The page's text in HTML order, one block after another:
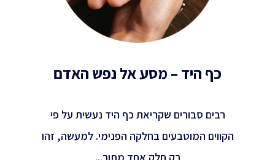
כף היד – מסע אל נפש האדם
רבים סבורים שקריאת כף היד נעשית על פי
הקווים המוטבעים בחלקה הפנימי. למעשה, זהו